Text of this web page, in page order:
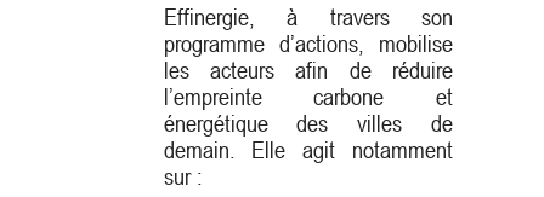
Effinergie, à travers son
programme d’actions, mobilise
les acteurs afin de réduire
l’empreinte carbone et
énergétique des villes de
demain. Elle agit notamment
sur :